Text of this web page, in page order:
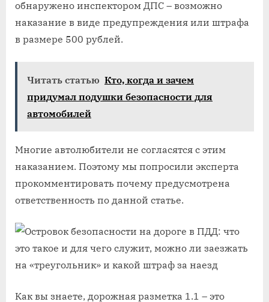
обнаружено инспектором ДПС – возможно
наказание в виде предупреждения или штрафа
в размере 500 рублей.
Читать статью Кто, когда и зачем
придумал подушки безопасности для
автомобилей
Многие автолюбители не согласятся с этим
наказанием. Поэтому мы попросили эксперта
прокомментировать почему предусмотрена
ответственность по данной статье.
Как вы знаете, дорожная разметка 1.1 – это